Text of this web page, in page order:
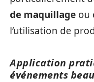
de maquillage ou
l’utilisation de
Application
événements